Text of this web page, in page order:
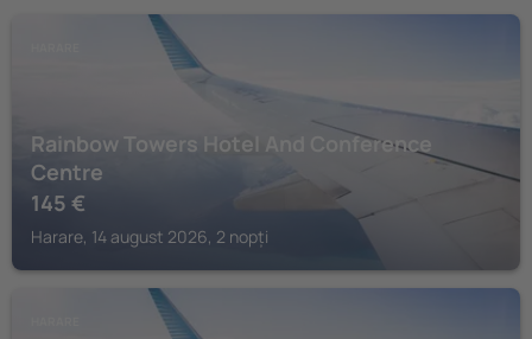
Rainbow Towers Hotel And Conference
Centre
145 €
Harare, 14 august 2026, 2 nopți